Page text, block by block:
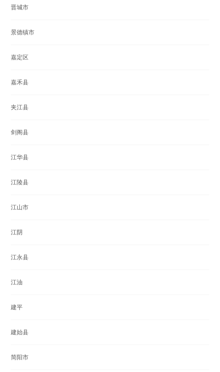
晋城市
景德镇市
嘉定区
嘉禾县
夹江县
剑阁县
江华县
江陵县
江山市
江阴
江永县
江油
建平
建始县
简阳市